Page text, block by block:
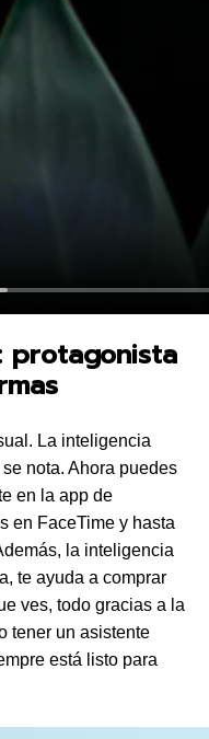
protagonista
La inteligencia
nota. Ahora puedes
en la app de
en FaceTime y hasta
la inteligencia
te ayuda a comprar
ves, todo gracias a la
tener un asistente
está listo para